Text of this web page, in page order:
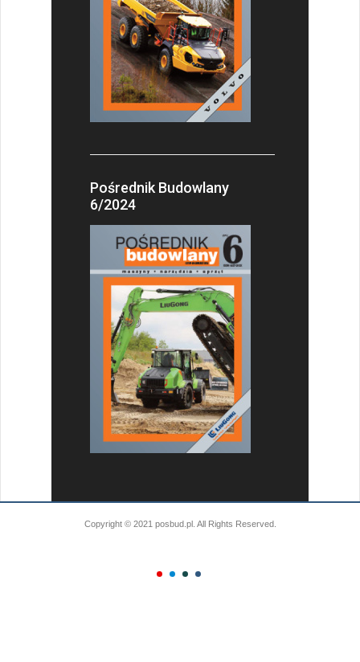
Pośrednik Budowlany
6/2024
Copyright © 2021 posbud.pl. All Rights Reserved.